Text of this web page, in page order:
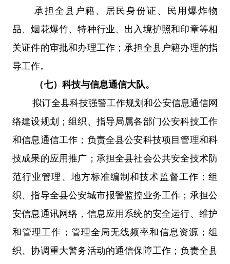
承担全县户籍、居民身份证、民用爆炸物
品、烟花爆竹、特种行业、出入境护照和印章等相
关证件的审批和办理工作；承担全县户籍办理的指
导工作。
（七）科技与信息通信大队。
拟订全县科技强警工作规划和公安信息通信网
络建设规划；组织、指导局属各部门公安科技工作
和信息通信工作；负责全县公安科技项目管理和科
技成果的应用推广；承担全县社会公共安全技术防
范行业管理、地方标准编制和技术监督工作；组
织、指导全县公安城市报警监控业务工作；承担公
安信息通讯网络，信息应用系统的安全运行、维护
和管理工作；管理全局无线频率和信息资源；组
织、协调重大警务活动的通信保障工作；负责全县